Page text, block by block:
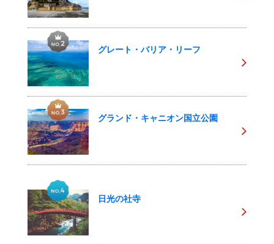
グレート・バリア・リーフ
グランド・キャニオン国立公園
日光の社寺